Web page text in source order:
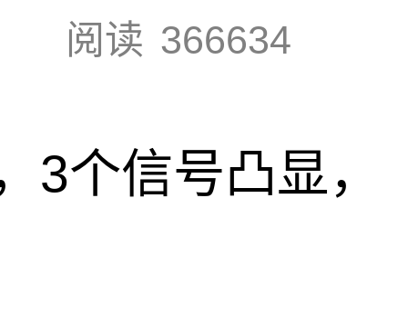
阅读 366634
3个信号凸显，